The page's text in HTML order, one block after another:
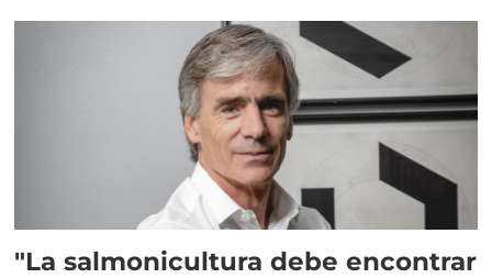
"La salmonicultura debe encontrar